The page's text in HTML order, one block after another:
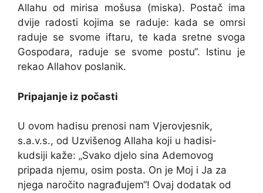
Allahu od mirisa mošusa (miska). Postač ima
dvije radosti kojima se raduje: kada se omrsi
raduje se svome iftaru, te kada sretne svoga
Gospodara, raduje se svome postu“. Istinu je
rekao Allahov poslanik.
Pripajanje iz počasti
U ovom hadisu prenosi nam Vjerovjesnik,
s.a.v.s., od Uzvišenog Allaha koji u hadisi-
kudsiji kaže: „Svako djelo sina Ademovog
pripada njemu, osim posta. On je Moj i Ja za
njega naročito nagrađujem“! Ovaj dodatak od